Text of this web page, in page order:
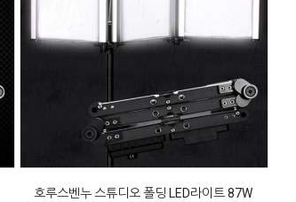
호루스벤누 스튜디오 폴딩 LED라이트 87W